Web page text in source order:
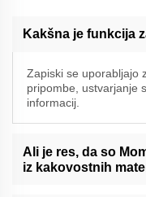
Kakšna je funkcija
Zapiski se uporabljajo
pripombe, ustvarjanje
informacij.
Ali je res, da so
iz kakovostnih